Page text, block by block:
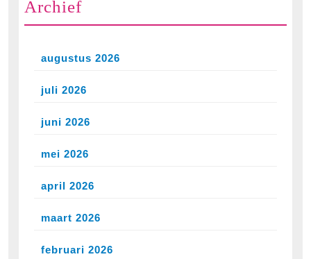
Archief
augustus 2026
juli 2026
juni 2026
mei 2026
april 2026
maart 2026
februari 2026